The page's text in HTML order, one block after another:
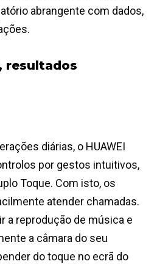
abrangente com dados,
resultados
diárias, o HUAWEI
por gestos intuitivos,
Toque. Com isto, os
atender chamadas.
a reprodução de música e
a câmara do seu
do toque no ecrã do